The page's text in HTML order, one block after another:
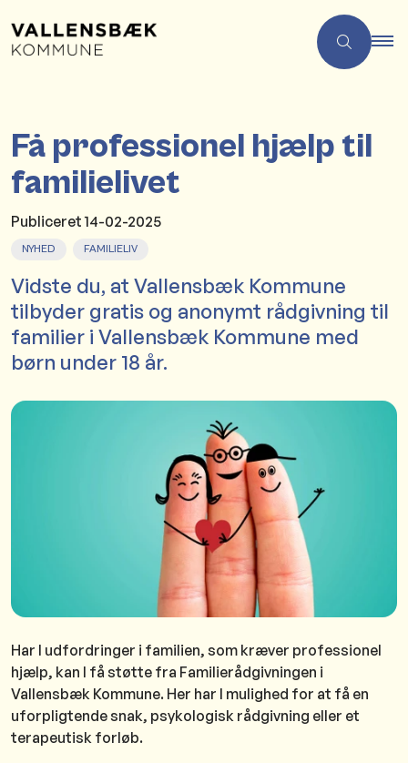
Få professionel hjælp til
familielivet
Publiceret14-02-2025
NYHED FAMILIELIV
Vidste du, at Vallensbæk Kommune
tilbyder gratis og anonymt rådgivning til
familier i Vallensbæk Kommune med
børn under 18 år.
Har I udfordringer i familien, som kræver professionel
hjælp, kan I få støtte fra Familierådgivningen i
Vallensbæk Kommune. Her har I mulighed for at få en
uforpligtende snak, psykologisk rådgivning eller et
terapeutisk forløb.